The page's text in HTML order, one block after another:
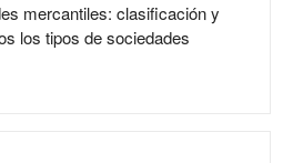
mercantiles: clasificación y
los tipos de sociedades